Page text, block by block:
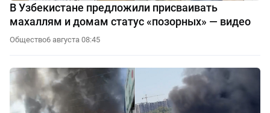
В Узбекистане предложили присваивать
махаллям и домам статус «позорных» — видео
Общество6 августа 08:45